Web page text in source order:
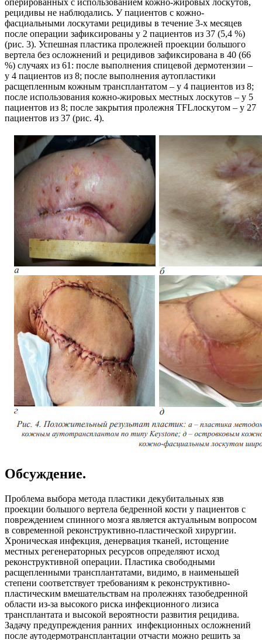
оперированных с использованием кожно-жировых лоскутов,
рецидивы не наблюдались. У пациентов с кожно-
фасциальными лоскутами рецидивы в течение 3-х месяцев
после операции зафиксированы у 2 пациентов из 37 (5,4 %)
(рис. 3). Успешная пластика пролежней проекции большого
вертела без осложнений и рецидивов зафиксирована в 40 (66
%) случаях из 61: после выполнения спицевой дермотензии –
у 4 пациентов из 8; после выполнения аутопластики
расщепленным кожным трансплантатом – у 4 пациентов из 8;
после использования кожно-жировых местных лоскутов – у 5
пациентов из 8; после закрытия пролежня TFLлоскутом – у 27
пациентов из 37 (рис. 4).
Обсуждение.
Проблема выбора метода пластики декубитальных язв
проекции большого вертела бедренной кости у пациентов с
повреждением спинного мозга является актуальным вопросом
в современной реконструктивно-пластической хирургии.
Хроническая инфекция, денервация тканей, истощение
местных регенераторных ресурсов определяют исход
реконструктивной операции. Пластика свободными
расщепленными трансплантатами, видимо, в наименьшей
степени соответствует требованиям к реконструктивно-
пластическим вмешательствам на пролежнях тазобедренной
области из-за высокого риска инфекционного лизиса
трансплантата и высокой вероятности развития рецидива.
Задачу предупреждения ранних инфекционных осложнений
после аутодермотрансплантации отчасти можно решить за